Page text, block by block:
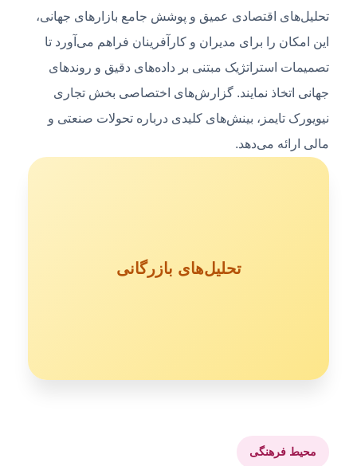
تحلیل‌های اقتصادی عمیق و پوشش جامع بازارهای جهانی،
این امکان را برای مدیران و کارآفرینان فراهم می‌آورد تا
تصمیمات استراتژیک مبتنی بر داده‌های دقیق و روندهای
جهانی اتخاذ نمایند. گزارش‌های اختصاصی بخش تجاری
نیویورک تایمز، بینش‌های کلیدی درباره تحولات صنعتی و
مالی ارائه می‌دهد.
تحلیل‌های بازرگانی
محیط فرهنگی